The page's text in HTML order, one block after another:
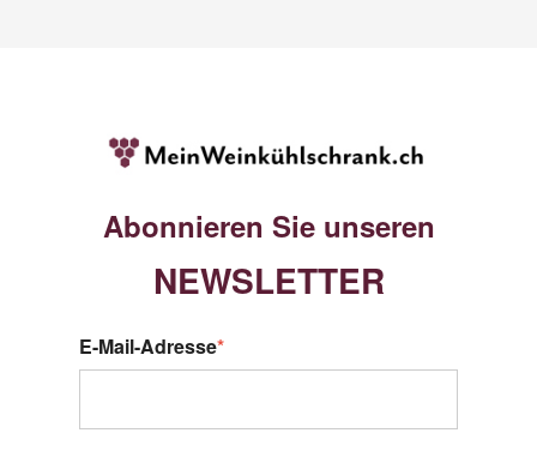
Abonnieren Sie unseren
NEWSLETTER
E-Mail-Adresse*